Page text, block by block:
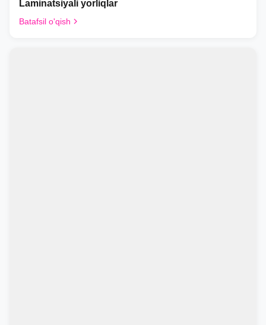
Laminatsiyali yorliqlar
Batafsil o'qish